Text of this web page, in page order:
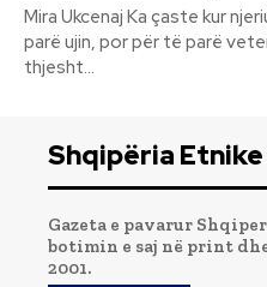
Mira Ukcenaj Ka çaste kur njeriu nuk shkon te liqeni për të
parë ujin, por për të parë
thjesht...
Shqipëria Etnike
Gazeta e pavarur
botimin e saj në print
2001.